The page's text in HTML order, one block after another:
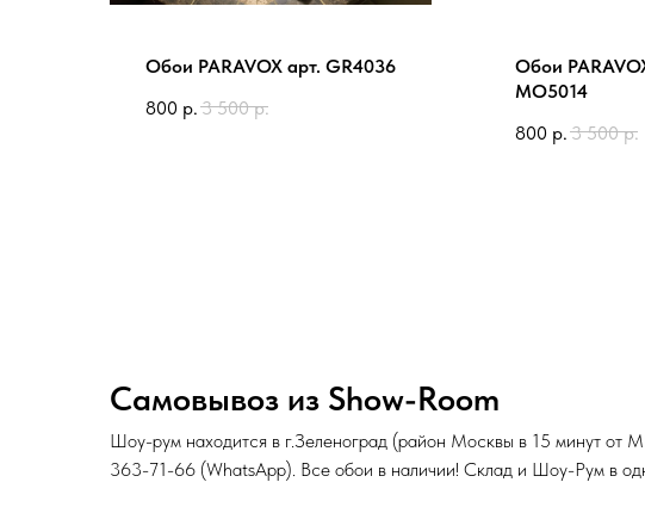
Обои PARAVOX арт. GR4036
800 р. 3 500 р.
Обои
MO5014
800 р. 3 500 р.
Самовывоз из Show-Room
Шоу-рум находится в г.Зеленоград (район Москвы в 15 минут от
363-71-66 (WhatsApp). Все обои в наличии! Склад и Шоу-Рум в